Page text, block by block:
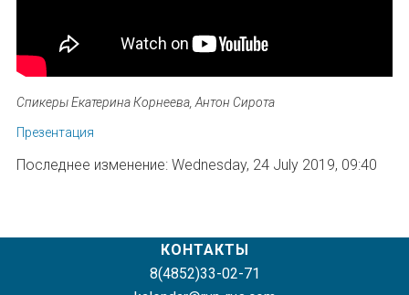
Спикеры Екатерина Корнеева, Антон Сирота
Презентация
Последнее изменение: Wednesday, 24 July 2019, 09:40
КОНТАКТЫ
8(4852)33-02-71